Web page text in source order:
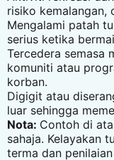
risiko kemalangan,
Mengalami patah
serius ketika
Tercedera
komuniti atau
korban.
Digigit atau
luar sehingga
Nota: Contoh di
sahaja. Kelayakan
terma dan